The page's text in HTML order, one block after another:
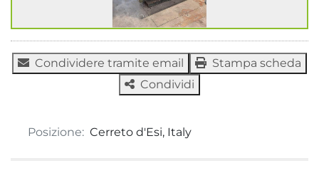
Condividere tramite email
Stampa scheda
Condividi
Posizione: Cerreto d'Esi, Italy